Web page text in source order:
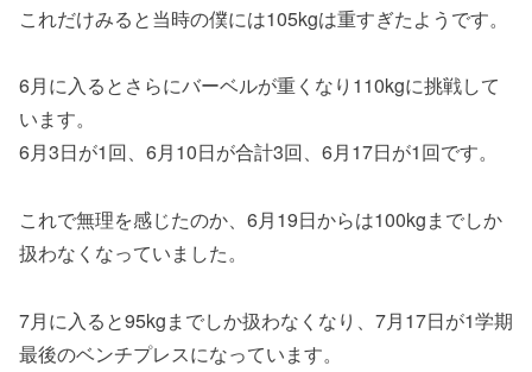
これだけみると当時の僕には105kgは重すぎたようです。
6月に入るとさらにバーベルが重くなり110kgに挑戦して
います。
6月3日が1回、6月10日が合計3回、6月17日が1回です。
これで無理を感じたのか、6月19日からは100kgまでしか
扱わなくなっていました。
7月に入ると95kgまでしか扱わなくなり、7月17日が1学期
最後のベンチプレスになっています。